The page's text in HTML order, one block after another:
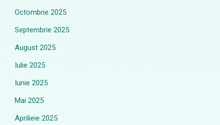
Octombrie 2025
Septembrie 2025
August 2025
Iulie 2025
Iunie 2025
Mai 2025
Aprilieie 2025